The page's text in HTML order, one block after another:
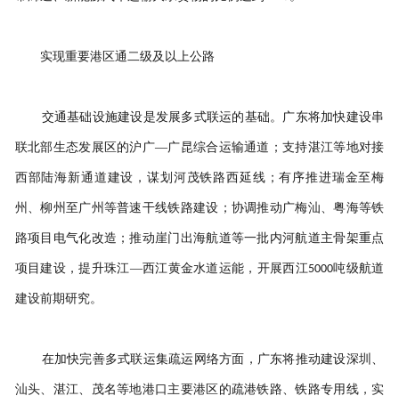
实现重要港区通二级及以上公路
交通基础设施建设是发展多式联运的基础。广东将加快建设串
联北部生态发展区的沪广—广昆综合运输通道；支持湛江等地对接
西部陆海新通道建设，谋划河茂铁路西延线；有序推进瑞金至梅
州、柳州至广州等普速干线铁路建设；协调推动广梅汕、粤海等铁
路项目电气化改造；推动崖门出海航道等一批内河航道主骨架重点
项目建设，提升珠江—西江黄金水道运能，开展西江5000吨级航道
建设前期研究。
在加快完善多式联运集疏运网络方面，广东将推动建设深圳、
汕头、湛江、茂名等地港口主要港区的疏港铁路、铁路专用线，实